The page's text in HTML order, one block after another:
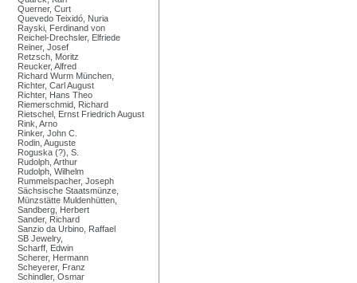
Querner, Curt
Quevedo Teixidó, Nuria
Rayski, Ferdinand von
Reichel-Drechsler, Elfriede
Reiner, Josef
Retzsch, Moritz
Reucker, Alfred
Richard Wurm München,
Richter, Carl August
Richter, Hans Theo
Riemerschmid, Richard
Rietschel, Ernst Friedrich August
Rink, Arno
Rinker, John C.
Rodin, Auguste
Roguska (?), S.
Rudolph, Arthur
Rudolph, Wilhelm
Rummelspacher, Joseph
Sächsische Staatsmünze,
Münzstätte Muldenhütten,
Sandberg, Herbert
Sander, Richard
Sanzio da Urbino, Raffael
SB Jewelry,
Scharff, Edwin
Scherer, Hermann
Scheyerer, Franz
Schindler, Osmar